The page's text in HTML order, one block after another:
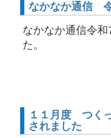
なかなか通信
なかなか通信令
た。
１１月度 つく
されました